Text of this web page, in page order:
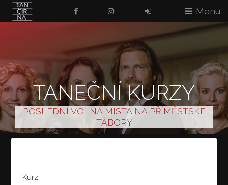
Menu
TANEČNÍ KURZY
POSLEDNÍ VOLNÁ MÍSTA NA PŘÍMĚSTSKÉ
TÁBORY
Kurz